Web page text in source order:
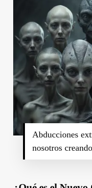
Abducciones
nosotros